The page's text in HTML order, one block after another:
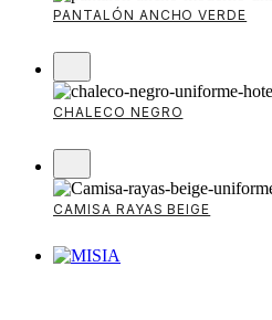
PANTALÓN ANCHO VERDE
CHALECO NEGRO
CAMISA RAYAS BEIGE